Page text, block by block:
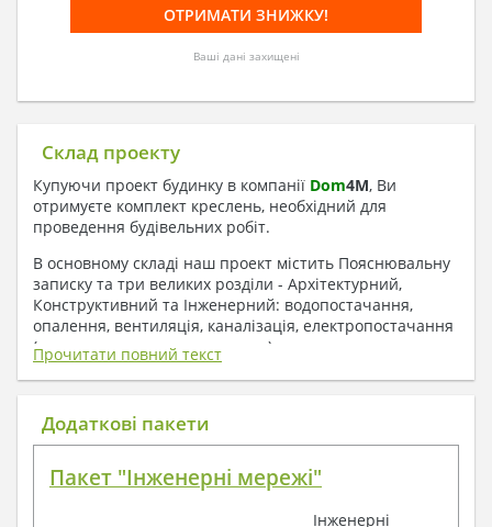
Ваші дані захищені
Склад проекту
Купуючи проект будинку в компанії Dom4M, Ви
отримуєте комплект креслень, необхідний для
проведення будівельних робіт.
В основному складі наш проект містить Пояснювальну
записку та три великих розділи - Архітектурний,
Конструктивний та Інженерний: водопостачання,
опалення, вентиляція, каналізація, електропостачання
( купується за додаткову плату ).
1. До складу Архітектурного розділу
входять:
План покрівлі
Фасади з даними зовнішніх оздоблень
Прочитати повний текст
Додаткові пакети
Пакет "Інженерні мережі"
Інженерні